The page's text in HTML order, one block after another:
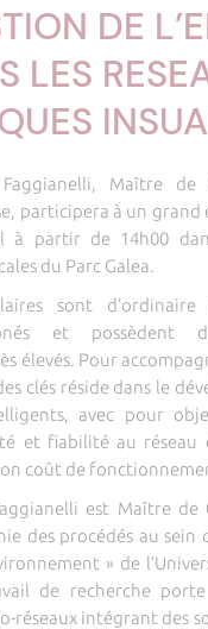
DE
LES
Maître de
participera à un
à partir de 14h00
du Parc Galea.
sont d’ordinaire
et possèdent
élevés. Pour
clés réside dans le
avec pour
et fiabilité au réseau
coût de
est Maître de
des procédés au sein
» de
de recherche
réseaux intégrant des